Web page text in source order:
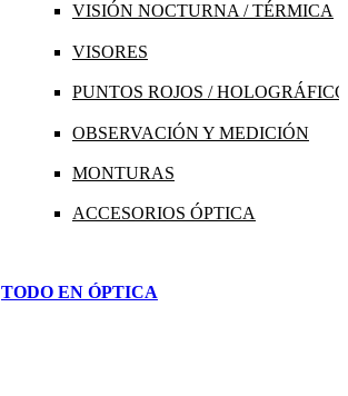
VISIÓN NOCTURNA / TÉRMICA
VISORES
PUNTOS ROJOS /
OBSERVACIÓN Y MEDICIÓN
MONTURAS
ACCESORIOS ÓPTICA
TODO EN ÓPTICA